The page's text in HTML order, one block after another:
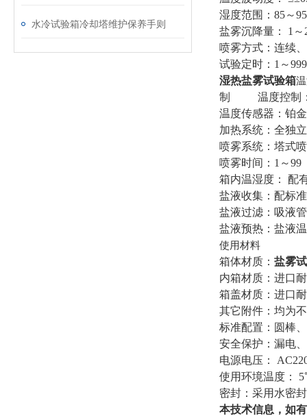
水冷试验箱冷却塔维护保养手则
湿度范围：85～
盐雾沉降量： 1～
喷雾方式：连续
试验定时：1～
湿热盐雾试验箱
制 温度控制：
温度传感器：铂
加热系统：全独
喷雾系统：塔式
喷雾时间：1～99
箱内温湿度： 配
盐液收集：配标
盐液过滤：吸液
盐液预热：盐液
使用材料
箱体材质： 盐雾
内箱材质：进口
箱盖材质：进口
其它附件：均为
标准配置：圆棒
安全保护：漏电
电源电压：
使用环境温度：
密封：采用水密
本技术信息，如